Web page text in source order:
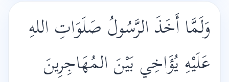
وَلَمَّا أَخَذَ الرَّسُولُ صَلَوَاتِ اللهِ
عَلَيْهِ يُؤَاخِي بَيْنَ المُهَاجِرِينَ